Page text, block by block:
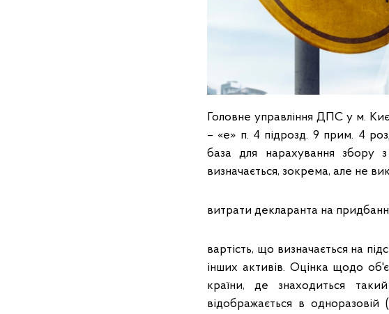
Головне управління ДПС у м.
– «е» п. 4 підрозд. 9 прим. 4
база для нарахування збору з
визначається, зокрема, але не
витрати декларанта на
вартість, що визначається на
інших активів. Оцінка щодо
країни, де знаходиться
відображається в одноразовій